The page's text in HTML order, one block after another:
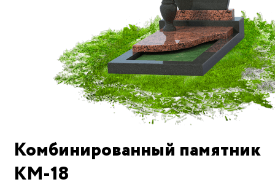
Комбинированный памятник
KM-18